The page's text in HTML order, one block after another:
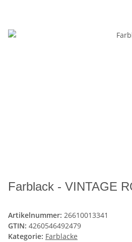
Farblack - VINTAGE
Artikelnummer: 26610013341
GTIN: 4260546492479
Kategorie: Farblacke